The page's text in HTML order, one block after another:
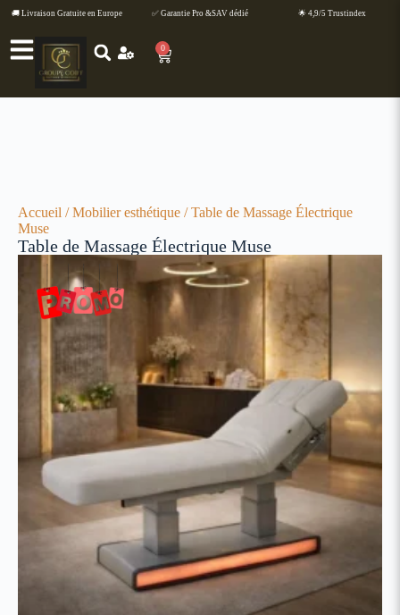
🚚 Livraison Gratuite en Europe ✅ Garantie Pro &SAV dédié 🌟 4,9/5 Trustindex
0
Accueil /Mobilier esthétique / Table de Massage Électrique
Muse
Table de Massage Électrique Muse